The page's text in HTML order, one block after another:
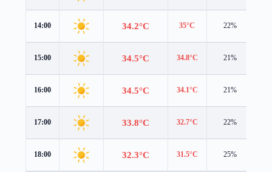
14:00 34.2°C 35°C 22%
15:00 34.5°C 34.8°C 21%
16:00 34.5°C 34.1°C 21%
17:00 33.8°C 32.7°C 22%
18:00 32.3°C 31.5°C 25%